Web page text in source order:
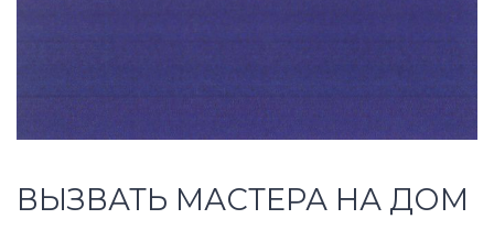
ВЫЗВАТЬ МАСТЕРА НА ДОМ